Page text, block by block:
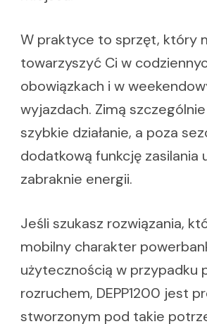
W praktyce to sprzęt, który
towarzyszyć Ci w
obowiązkach i w
wyjazdach. Zimą
szybkie działanie, a poza
dodatkową funkcję zasilania
zabraknie energii.
Jeśli szukasz rozwiązania,
mobilny charakter
użytecznością w przypadku
rozruchem, DEPP1200 jest
stworzonym pod takie